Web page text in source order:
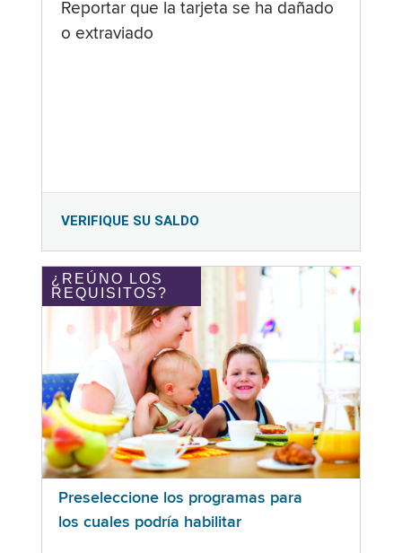
Reportar que la tarjeta se ha dañado
o extraviado
VERIFIQUE SU SALDO
¿REÚNO LOS
REQUISITOS?
Preseleccione los programas para
los cuales podría habilitar